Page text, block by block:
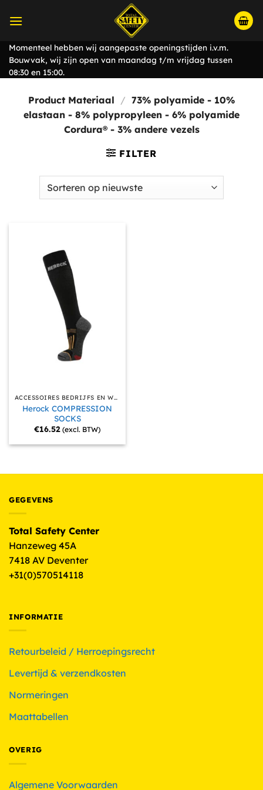
naar
Momenteel hebben wij aangepaste openingstijden i.v.m.
Bouwvak, wij zijn open van maandag t/m vrijdag tussen
08:30 en 15:00.
Product Materiaal / 73% polyamide - 10%
elastaan - 8% polypropyleen - 6% polyamide
Cordura® - 3% andere vezels
FILTER
ACCESSOIRES BEDRIJFS EN WERKKLEDING
Herock COMPRESSION
SOCKS
€16.52 (excl. BTW)
GEGEVENS
Total Safety Center
Hanzeweg 45A
7418 AV Deventer
+31(0)570514118
INFORMATIE
Retourbeleid / Herroepingsrecht
Levertijd & verzendkosten
Normeringen
Maattabellen
OVERIG
Algemene Voorwaarden